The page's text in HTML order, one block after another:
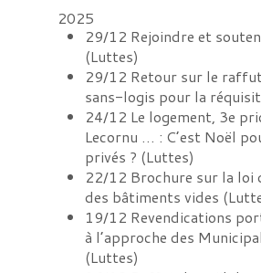
2025
29/12 Rejoindre et
(Luttes)
29/12 Retour sur le
sans-logis pour la
24/12 Le logement, 3e
Lecornu … : C’est Noël
privés ? (Luttes)
22/12 Brochure sur la loi
des bâtiments vides (
19/12 Revendications
à l’approche des
(Luttes)